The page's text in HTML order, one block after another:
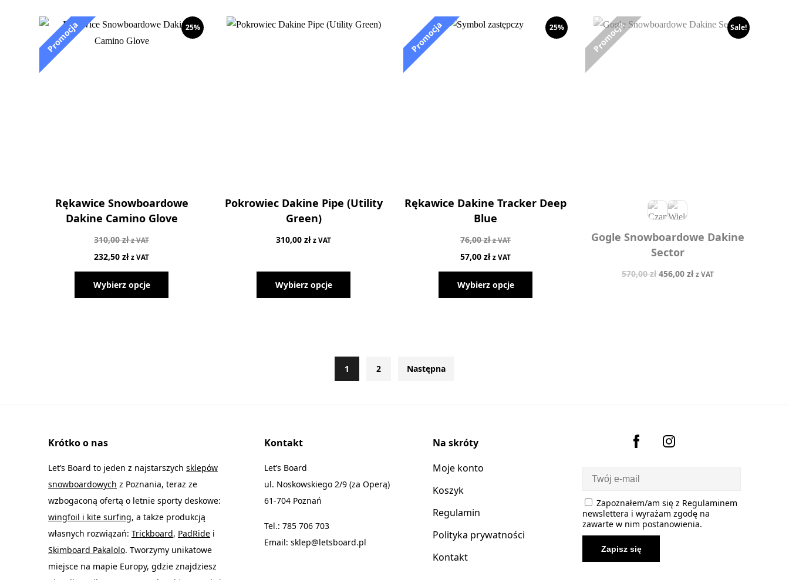
25%
Rękawice Snowboardowe
Dakine Camino Glove
310,00zł z VAT
232,50 zł z VAT
Wybierz opcje
Pokrowiec Dakine Pipe (Utility
Green)
310,00 zł z VAT
Wybierz opcje
25%
Rękawice Dakine Tracker Deep
Blue
76,00zł z VAT
57,00 zł z VAT
Wybierz opcje
Sale!
Gogle Snowboardowe Dakine
Sector
570,00zł Pierwotna
456,00 złAktualna
z VAT
1 2 Następna
Krótko o nas
Let’s Board to jeden z najstarszych sklepów
snowboardowych z Poznania, teraz ze
wzbogaconą ofertą o letnie sporty deskowe:
wingfoil i kite surfing, a także produkcją
własnych rozwiązań: Trickboard, PadRide i
Skimboard Pakalolo. Tworzymy unikatowe
miejsce na mapie Europy, gdzie znajdziesz
Kontakt
Let’s Board
ul. Noskowskiego 2/9 (za Operą)
61-704 Poznań
Tel.: 785 706 703
Email: sklep@letsboard.pl
Na skróty
Moje konto
Koszyk
Regulamin
Polityka prywatności
Kontakt
Zapoznałem/am się z Regulaminem
newslettera i wyrażam zgodę na
zawarte w nim postanowienia.